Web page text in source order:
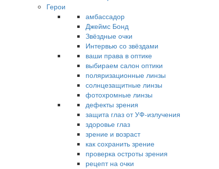
Герои
амбассадор
Джеймс Бонд
Звёздные очки
Интервью со звёздами
ваши права в оптике
выбираем салон оптики
поляризационные линзы
солнцезащитные линзы
фотохромные линзы
дефекты зрения
защита глаз от УФ-излучения
здоровье глаз
зрение и возраст
как сохранить зрение
проверка остроты зрения
рецепт на очки